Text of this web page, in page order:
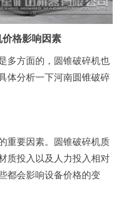
格影响因素
多方面的，圆锥破碎机也
体分析一下河南圆锥破碎
重要因素。圆锥破碎机质
质投入以及人力投入相对
都会影响设备价格的变